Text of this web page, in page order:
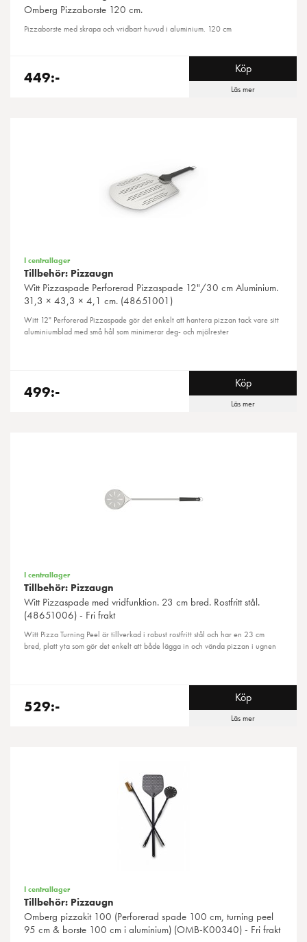
Omberg Pizzaborste 120 cm.
Pizzaborste med skrapa och vridbart huvud i aluminium. 120 cm
449:- Köp
Läs mer
I centrallager
Tillbehör: Pizzaugn
WittPizzaspade Perforerad Pizzaspade 12"/30 cm Aluminium.
31,3 × 43,3 × 4,1 cm. (48651001)
Witt 12" Perforerad Pizzaspade gör det enkelt att hantera pizzan tack vare sitt
aluminiumblad med små hål som minimerar deg- och mjölrester
499:- Köp
Läs mer
I centrallager
Tillbehör: Pizzaugn
WittPizzaspade med vridfunktion. 23 cm bred. Rostfritt stål.
(48651006) - Fri frakt
Witt Pizza Turning Peel är tillverkad i robust rostfritt stål och har en 23 cm
bred, platt yta som gör det enkelt att både lägga in och vända pizzan i ugnen
529:- Köp
Läs mer
I centrallager
Tillbehör: Pizzaugn
Omberg pizzakit 100 (Perforerad spade 100 cm, turning peel
95 cm & borste 100 cm i aluminium) (OMB-K00340) - Fri frakt